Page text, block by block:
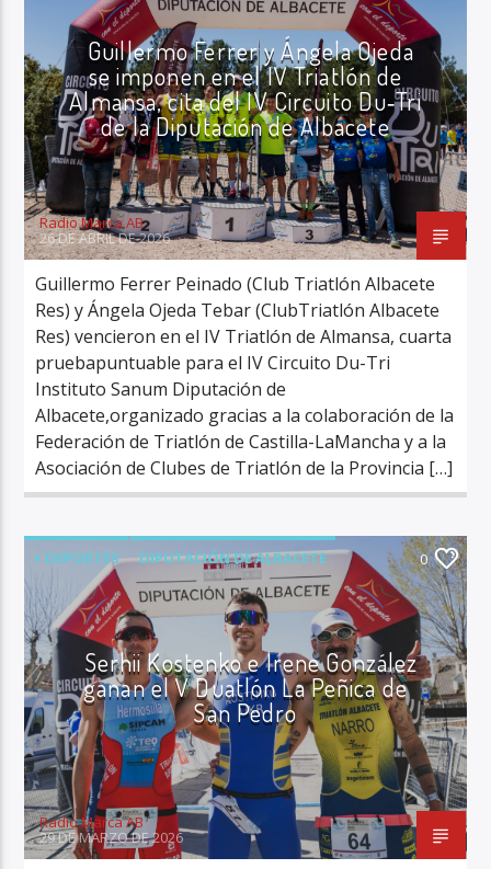
Radio Marca AB
TRIATLÓN
ÚLTIMA HORA
Guillermo Ferrer y Ángela Ojeda
se imponen en el IV Triatlón de
Almansa, cita del IV Circuito Du‑Tri
de la Diputación de Albacete
Radio Marca AB
26 DE ABRIL DE 2026
Guillermo Ferrer Peinado (Club Triatlón Albacete
Res) y Ángela Ojeda Tebar (ClubTriatlón Albacete
Res) vencieron en el IV Triatlón de Almansa, cuarta
pruebapuntuable para el IV Circuito Du-Tri
Instituto Sanum Diputación de
Albacete,organizado gracias a la colaboración de la
Federación de Triatlón de Castilla-LaMancha y a la
Asociación de Clubes de Triatlón de la Provincia […]
+ DEPORTES
DIPUTACIÓN DE ALBACETE
DUATLÓN
RADIO MARCA ALBACETE
TRIATLÓN
ÚLTIMA HORA
0
Serhii Kostenko e Irene González
ganan el V Duatlón La Peñica de
San Pedro
Radio Marca AB
29 DE MARZO DE 2026